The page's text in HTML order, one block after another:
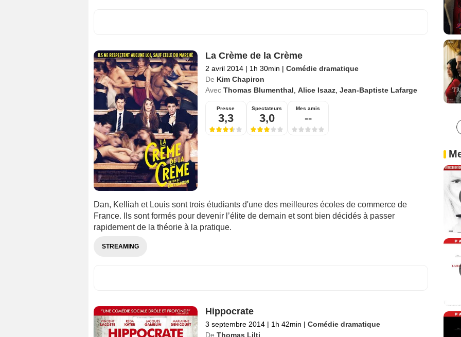
La Crème de la Crème
2 avril 2014 | 1h 30min | Comédie dramatique
De Kim Chapiron
Avec Thomas Blumenthal Alice Isaaz, Jean-Baptiste Lafarge
Presse
3,3
Spectateurs
3,0
Mes amis
--
Dan, Kelliah et Louis sont trois étudiants d'une des meilleures écoles de commerce de
France. Ils sont formés pour devenir l’élite de demain et sont bien décidés à passer
rapidement de la théorie à la pratique.
STREAMING
Hippocrate
3 septembre 2014 | 1h 42min | Comédie dramatique
De Thomas Lilti